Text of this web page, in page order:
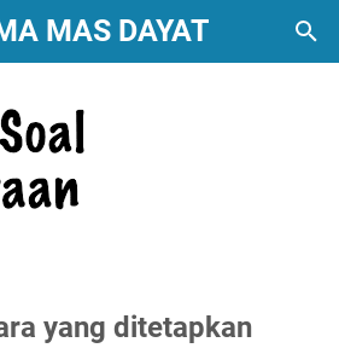
MAS DAYAT
yang ditetapkan